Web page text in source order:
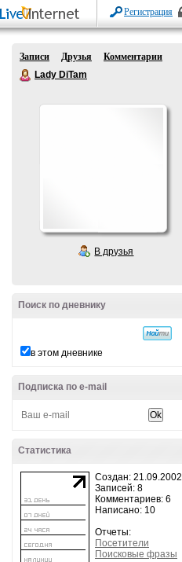
Регистрация
Записи Друзья
Комментарии
Lady DiTam
В друзья
Поиск по дневнику
в этом дневнике
Подписка по e-mail
Статистика
Создан: 21.09.2002
Записей: 8
Комментариев: 6
Написано: 10
Отчеты:
Посетители
Поисковые фразы